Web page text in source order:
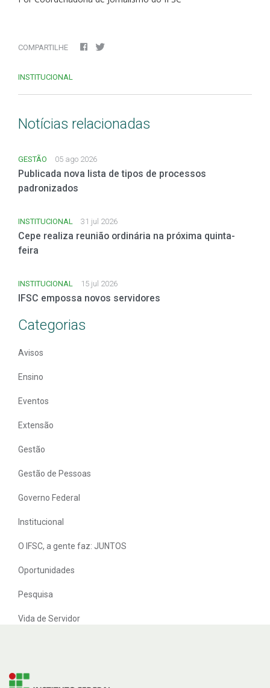
COMPARTILHE
INSTITUCIONAL
Notícias relacionadas
GESTÃO 05 ago 2026
Publicada nova lista de tipos de processos
padronizados
INSTITUCIONAL 31 jul 2026
Cepe realiza reunião ordinária na próxima quinta-
feira
INSTITUCIONAL 15 jul 2026
IFSC empossa novos servidores
Categorias
Avisos
Ensino
Eventos
Extensão
Gestão
Gestão de Pessoas
Governo Federal
Institucional
O IFSC, a gente faz: JUNTOS
Oportunidades
Pesquisa
Vida de Servidor